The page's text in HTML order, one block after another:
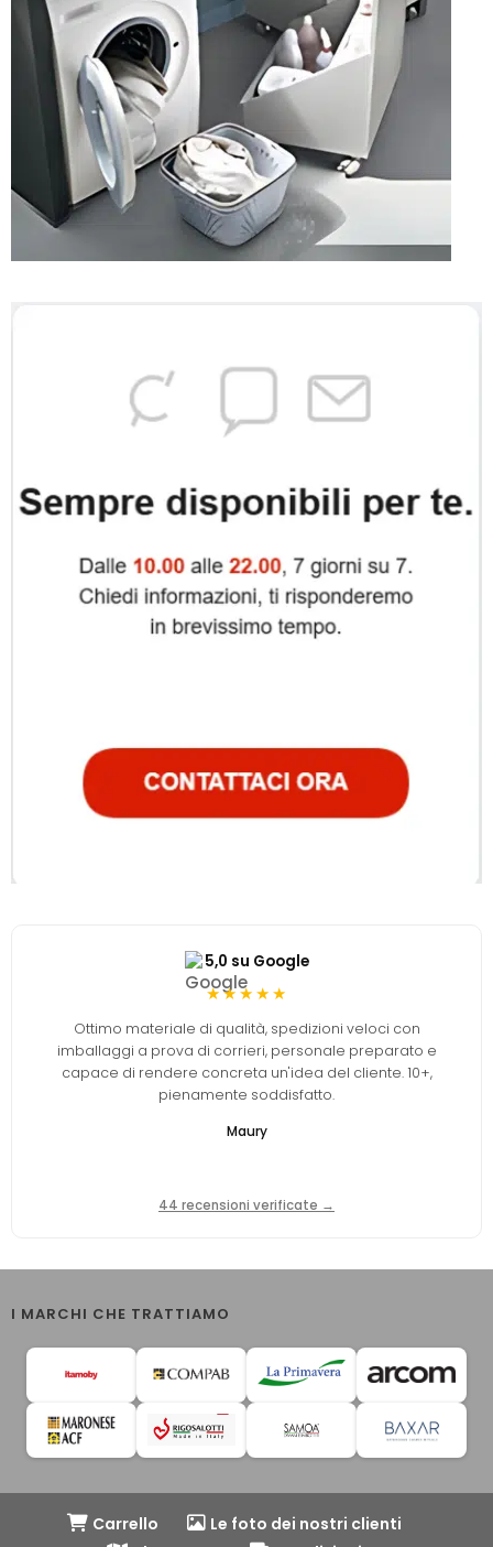
5,0 su Google
★★★★★
Ottimo materiale di qualità, spedizioni veloci con
imballaggi a prova di corrieri, personale preparato e
capace di rendere concreta un'idea del cliente. 10+,
pienamente soddisfatto.
Maury
44 recensioni verificate →
I MARCHI CHE TRATTIAMO
Carrello
Le foto dei nostri clienti